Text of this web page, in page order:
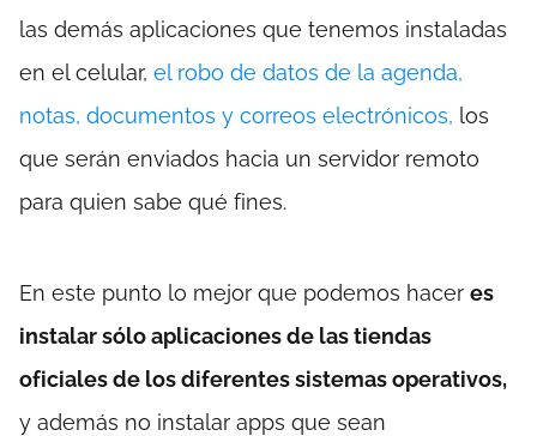
las demás aplicaciones que tenemos instaladas
en el celular, el robo de datos de la agenda,
notas, documentos y correos electrónicos, los
que serán enviados hacia un servidor remoto
para quien sabe qué fines.
En este punto lo mejor que podemos hacer es
instalar sólo aplicaciones de las tiendas
oficiales de los diferentes sistemas operativos,
y además no instalar apps que sean